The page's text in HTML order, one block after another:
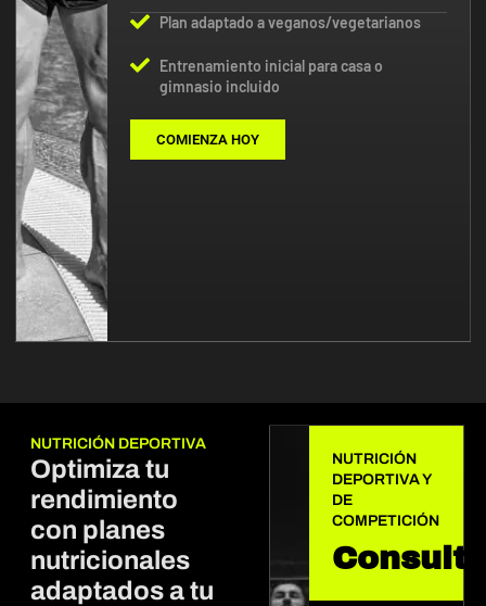
Plan adaptado a veganos/vegetarianos
Entrenamiento inicial para casa o
gimnasio incluido
COMIENZA HOY
NUTRICIÓN DEPORTIVA
Optimiza tu
rendimiento
con planes
nutricionales
adaptados a tu
NUTRICIÓN
DEPORTIVA Y
DE
COMPETICIÓN